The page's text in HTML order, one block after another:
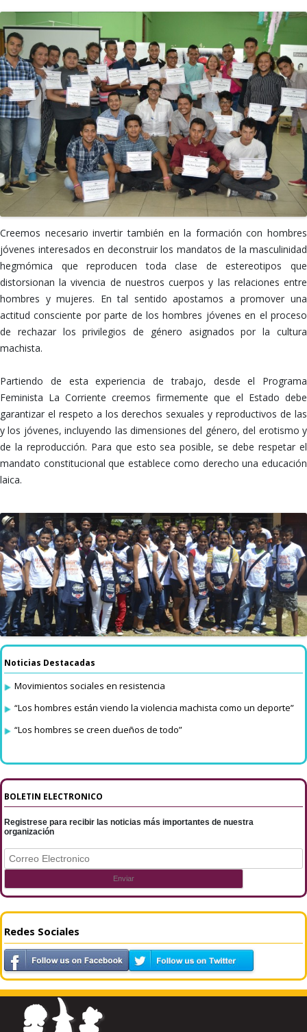
Creemos necesario invertir también en la formación con hombres
jóvenes interesados en deconstruir los mandatos de la masculinidad
hegmómica que reproducen toda clase de estereotipos que
distorsionan la vivencia de nuestros cuerpos y las relaciones entre
hombres y mujeres. En tal sentido apostamos a promover una
actitud consciente por parte de los hombres jóvenes en el proceso
de rechazar los privilegios de género asignados por la cultura
machista.
Partiendo de esta experiencia de trabajo, desde el Programa
Feminista La Corriente creemos firmemente que el Estado debe
garantizar el respeto a los derechos sexuales y reproductivos de las
y los jóvenes, incluyendo las dimensiones del género, del erotismo y
de la reproducción. Para que esto sea posible, se debe respetar el
mandato constitucional que establece como derecho una educación
laica.
Noticias Destacadas
Movimientos sociales en resistencia
“Los hombres están viendo la violencia machista como un deporte”
“Los hombres se creen dueños de todo”
BOLETIN ELECTRONICO
Registrese para recibir las noticias más importantes de nuestra
organización
Redes Sociales